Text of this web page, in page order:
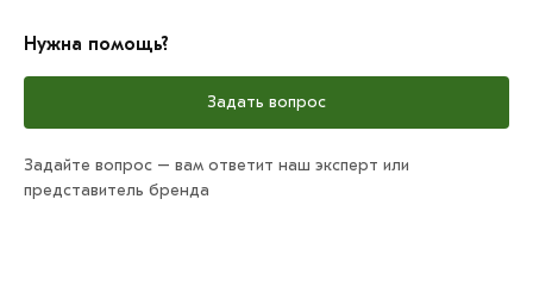
Нужна помощь?
Задать вопрос
Задайте вопрос – вам ответит наш эксперт или
представитель бренда